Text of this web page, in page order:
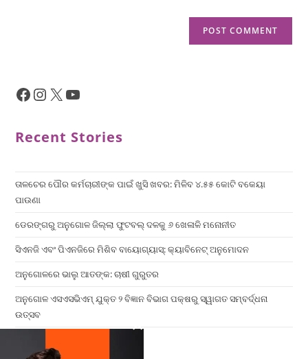
Recent Stories
ତାଳଚେର ପୌର କର୍ମଚାରୀଙ୍କ ପାଇଁ ଖୁସି ଖବର: ମିଳିବ ୪.୫୫ କୋଟି ବକେୟା
ପାଉଣା
ଡେରଙ୍ଗରୁ ଅନୁଗୋଳ ଜିଲ୍ଲା ଫୁଟବଲ୍ ଦଳକୁ ୬ ଖେଳାଳି ମନୋନୀତ
ସିଏନଜି ଏବଂ ପିଏନଜିରେ ମିଶିବ ବାୟୋଗ୍ୟାସ୍: କ୍ୟାବିନେଟ୍ ଅନୁମୋଦନ
ଅନୁଗୋଳରେ ଭାଲୁ ଆତଙ୍କ: ଚାଷୀ ଗୁରୁତର
ଅନୁଗୋଳ ଏସଏସଭିଏମ୍ ଯୁକ୍ତ ୨ ବିଜ୍ଞାନ ବିଭାଗ ପକ୍ଷରୁ ସ୍ୱାଗତ ସମ୍ବର୍ଦ୍ଧନା
ଉତ୍ସବ
×